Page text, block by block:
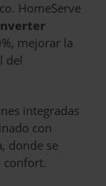
HomeServe
mejorar la
del
integradas
con
donde se
confort.